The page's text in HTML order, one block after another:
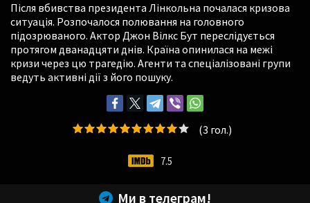
Після вбивства президента Лінкольна почалася кризова
ситуація. Розпочалося полювання на головного
підозрюваного. Актор Джон Вілкс Бут переслідується
протягом дванадцяти днів. Країна опинилася на межі
кризи через цю трагедію. Агенти та спеціалізовані групи
ведуть активні дії з його пошуку.
(3 гол.)
7.5
Ми в телеграм!